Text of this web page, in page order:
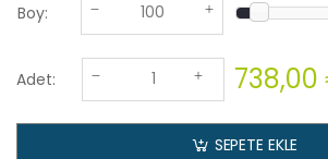
Boy:
Adet: 738,00
SEPETE EKLE